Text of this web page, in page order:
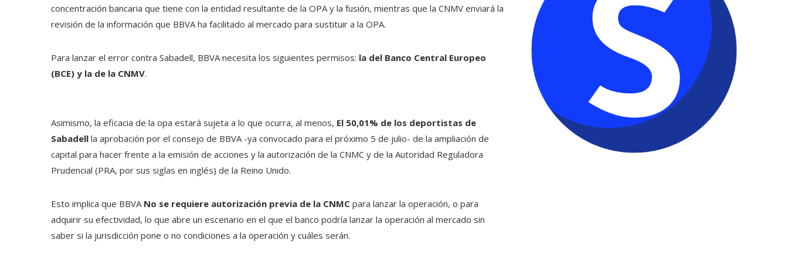
concentración bancaria que tiene con la entidad resultante de la OPA y la fusión, mientras que la CNMV enviará la
revisión de la información que BBVA ha facilitado al mercado para sustituir a la OPA.
Para lanzar el error contra Sabadell, BBVA necesita los siguientes permisos: la del Banco Central Europeo
(BCE) y la de la CNMV.
Asimismo, la eficacia de la opa estará sujeta a lo que ocurra, al menos, El 50,01% de los deportistas de
Sabadell la aprobación por el consejo de BBVA -ya convocado para el próximo 5 de julio- de la ampliación de
capital para hacer frente a la emisión de acciones y la autorización de la CNMC y de la Autoridad Reguladora
Prudencial (PRA, por sus siglas en inglés) de la Reino Unido.
Esto implica que BBVA No se requiere autorización previa de la CNMC para lanzar la operación, o para
adquirir su efectividad, lo que abre un escenario en el que el banco podría lanzar la operación al mercado sin
saber si la jurisdicción pone o no condiciones a la operación y cuáles serán.